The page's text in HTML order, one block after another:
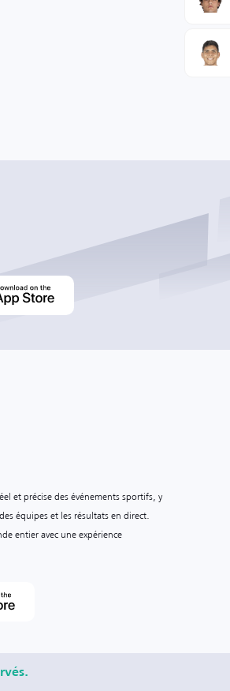
et précise des événements sportifs, y
équipes et les résultats en direct.
entier avec une expérience